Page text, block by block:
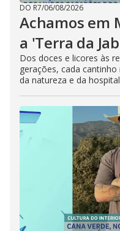
DO R7/06/08/2026
Achamos em
a 'Terra da
Dos doces e licores às
gerações, cada
da natureza e da